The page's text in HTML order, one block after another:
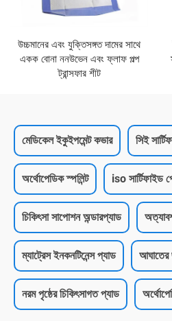
উচ্চমানের এবং যুক্তিসঙ্গত দামের সাথে
একক বোনা ননউভেন এবং ফ্লাফ পল্প
ট্রান্সফার শীট
মেডিকেল ইকুইপমেন্ট কভার সিই
অর্থোপেডিক স্পলিন্ট iso সার্টিফাইড
চিকিৎসা সাপোশন অন্ডারপ্যাড
ম্যাট্রেস ইনকনটিনেন্স প্যাড আঘাতের
নরম পৃষ্ঠের চিকিৎসাগত প্যাড